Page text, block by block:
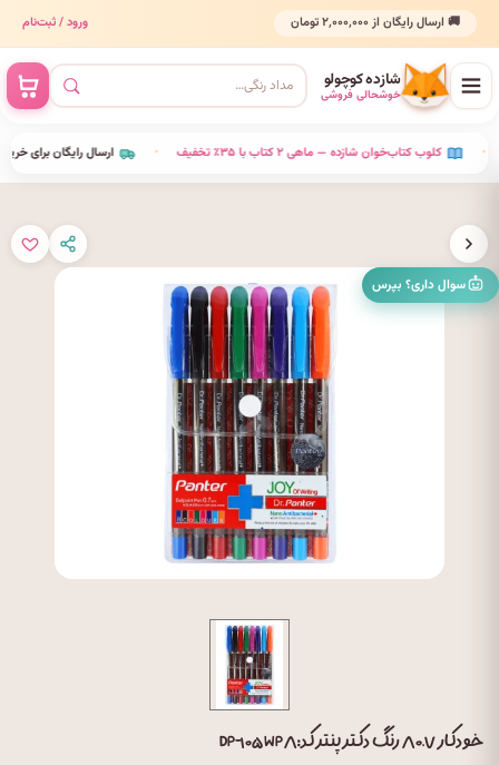
🚚 ارسال رایگان از ۲٬۰۰۰٬۰۰۰ تومان ورود / ثبت‌نام
شازده کوچولو
خوشحالی فروشی
ارسال رایگان برای خرید • کلوب کتاب‌خوان شازده — ماهی ۲ کتاب با ۳۵٪ تخفیف •
سوال داری؟ بپرس
خودکار ۰.۷ ۸ رنگ دکتر پنتر کد: DP-۱۰۵ WP۸